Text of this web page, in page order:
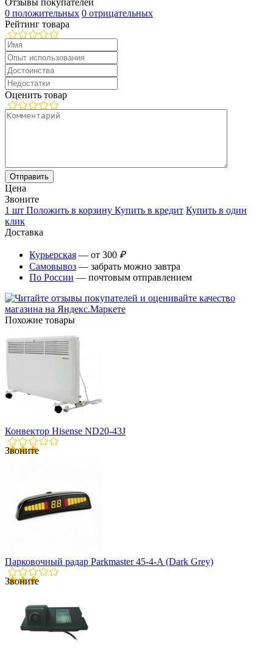
0 положительных 0 отрицательных
Рейтинг товара
Оценить товар
Цена
Звоните
1 шт Положить в корзину Купить в кредит Купить в один
клик
Доставка
Курьерская — от 300 ₽
Самовывоз — забрать можно завтра
По России — почтовым отправлением
Похожие товары
Конвектор Hisense ND20-43J
Звоните
Парковочный радар Parkmaster 45-4-A (Dark Grey)
Звоните